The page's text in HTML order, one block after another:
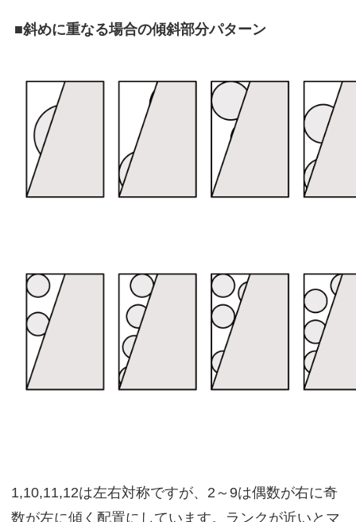
■斜めに重なる場合の傾斜部分パターン
1,10,11,12は左右対称ですが、2～9は偶数が右に奇
数が左に傾く配置にしています。ランクが近いとマ